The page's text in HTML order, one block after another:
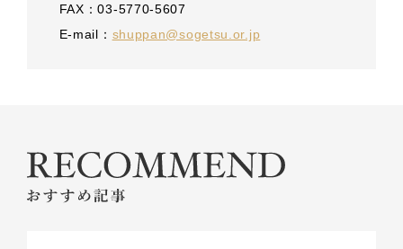
FAX：03-5770-5607
E-mail： shuppan@sogetsu.or.jp